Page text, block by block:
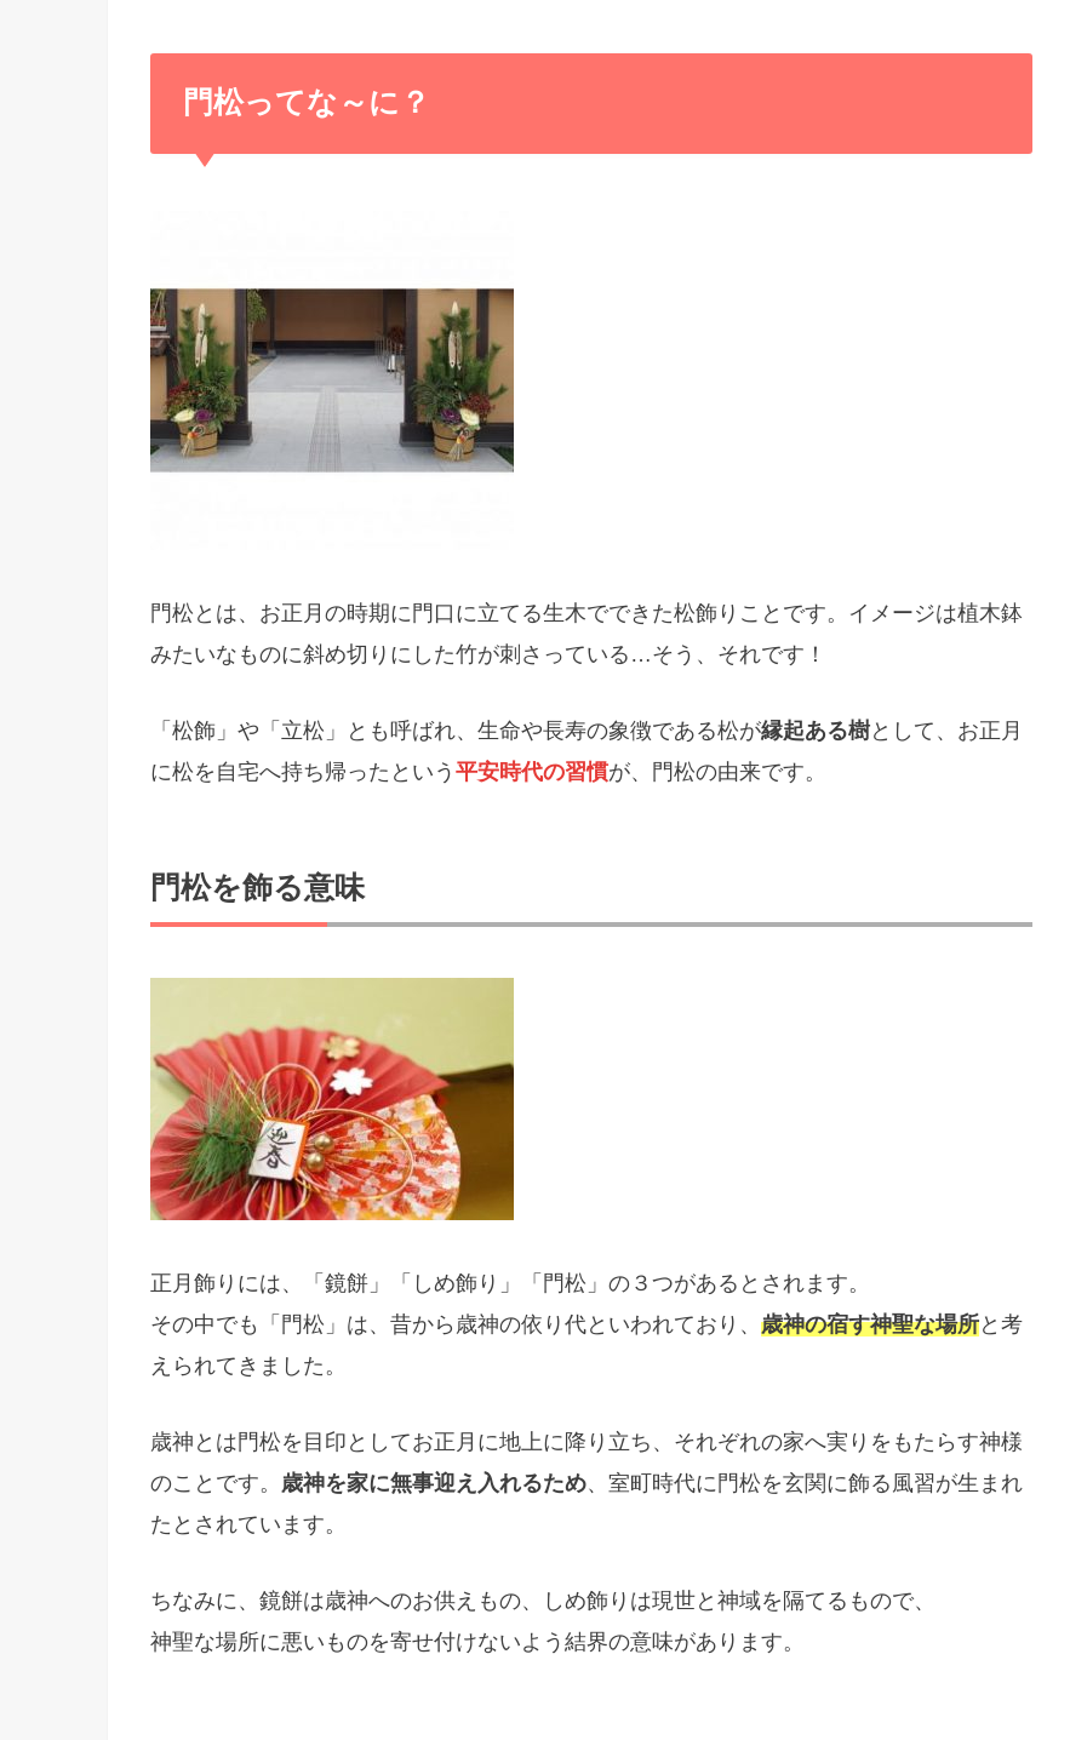
門松ってな～に？
門松とは、お正月の時期に門口に立てる生木でできた松飾りことです。イメージは植木鉢
みたいなものに斜め切りにした竹が刺さっている…そう、それです！
「松飾」や「立松」とも呼ばれ、生命や長寿の象徴である松が縁起ある樹として、お正月
に松を自宅へ持ち帰ったという 平安時代の習慣が、門松の由来です。
門松を飾る意味
正月飾りには、「鏡餅」「しめ飾り」「門松」の３つがあるとされます。
その中でも「門松」は、昔から歳神の依り代といわれており、 歳神の宿す神聖な場所と考
えられてきました。
歳神とは門松を目印としてお正月に地上に降り立ち、それぞれの家へ実りをもたらす神様
のことです。 歳神を家に無事迎え入れるため、室町時代に門松を玄関に飾る風習が生まれ
たとされています。
ちなみに、鏡餅は歳神へのお供えもの、しめ飾りは現世と神域を隔てるもので、
神聖な場所に悪いものを寄せ付けないよう結界の意味があります。